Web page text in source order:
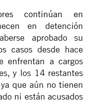
continúan en
en detención
aprobado su
casos desde hace
enfrentan a cargos
y los 14 restantes
que aún no tienen
ni están acusados